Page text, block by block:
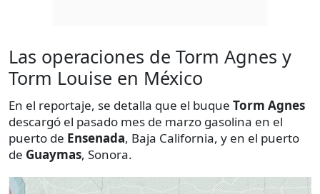
Las operaciones de Torm Agnes y
Torm Louise en México
En el reportaje, se detalla que el buque Torm Agnes
descargó el pasado mes de marzo gasolina en el
puerto de Ensenada, Baja California, y en el puerto
de Guaymas, Sonora.